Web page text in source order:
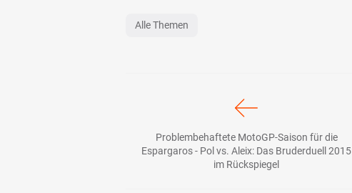
Alle Themen
Problembehaftete MotoGP-Saison für die
Espargaros - Pol vs. Aleix: Das Bruderduell 2015
im Rückspiegel